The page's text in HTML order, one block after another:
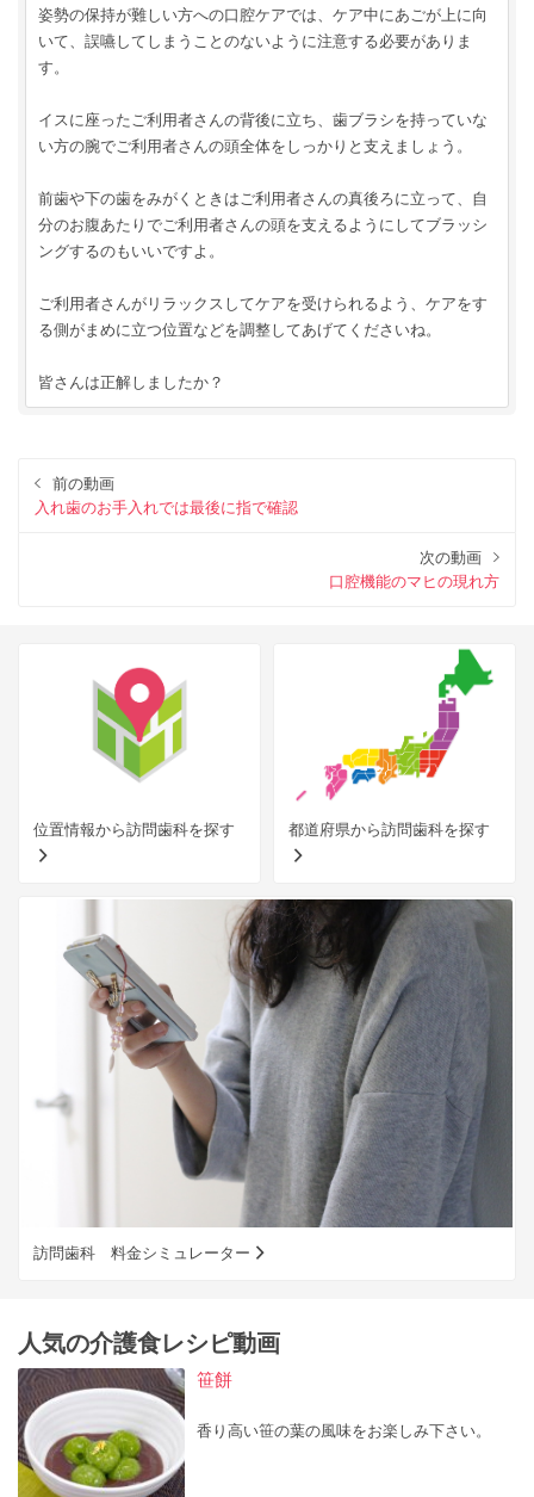
姿勢の保持が難しい方への口腔ケアでは、ケア中にあごが上に向
いて、誤嚥してしまうことのないように注意する必要がありま
す。
イスに座ったご利用者さんの背後に立ち、歯ブラシを持っていな
い方の腕でご利用者さんの頭全体をしっかりと支えましょう。
前歯や下の歯をみがくときはご利用者さんの真後ろに立って、自
分のお腹あたりでご利用者さんの頭を支えるようにしてブラッシ
ングするのもいいですよ。
ご利用者さんがリラックスしてケアを受けられるよう、ケアをす
る側がまめに立つ位置などを調整してあげてくださいね。
皆さんは正解しましたか？
前の動画
入れ歯のお手入れでは最後に指で確認
次の動画
口腔機能のマヒの現れ方
位置情報から訪問歯科を探す 都道府県から訪問歯科を探す
訪問歯科 料金シミュレーター
人気の介護食レシピ動画
笹餅
香り高い笹の葉の風味をお楽しみ下さい。